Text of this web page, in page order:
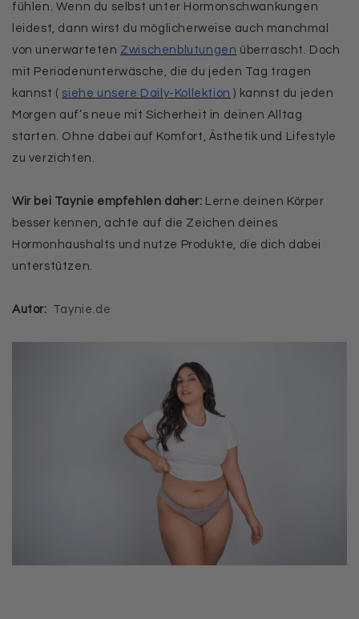
fühlen. Wenn du selbst unter Hormonschwankungen
leidest, dann wirst du möglicherweise auch manchmal
von unerwarteten Zwischenblutungen überrascht. Doch
mit Periodenunterwäsche, die du jeden Tag tragen
kannst ( siehe unsere Daily-Kollektion ) kannst du jeden
Morgen auf’s neue mit Sicherheit in deinen Alltag
starten. Ohne dabei auf Komfort, Ästhetik und Lifestyle
zu verzichten.
Wir bei Taynie empfehlen daher: Lerne deinen Körper
besser kennen, achte auf die Zeichen deines
Hormonhaushalts und nutze Produkte, die dich dabei
unterstützen.
Autor: Taynie.de